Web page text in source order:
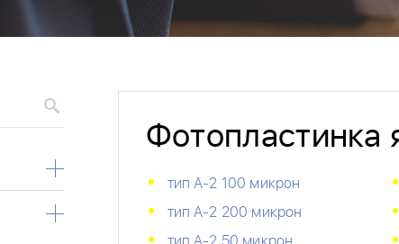
Фотопластинка
тип А-2 100 микрон
тип А-2 200 микрон